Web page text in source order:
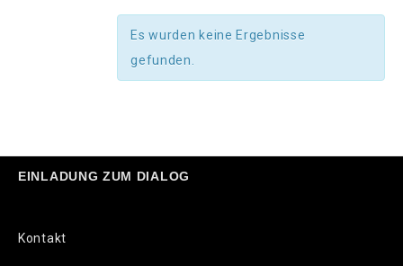
Es wurden keine Ergebnisse
gefunden.
EINLADUNG ZUM DIALOG
Kontakt